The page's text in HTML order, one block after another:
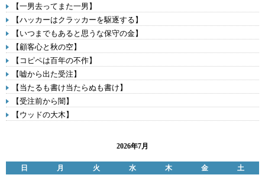
【一男去ってまた一男】
【ハッカーはクラッカーを駆逐する】
【いつまでもあると思うな保守の金】
【顧客心と秋の空】
【コピペは百年の不作】
【嘘から出た受注】
【当たるも書け当たらぬも書け】
【受注前から闇】
【ウッドの大木】
2026年7月
日 月 火 水 木 金
土